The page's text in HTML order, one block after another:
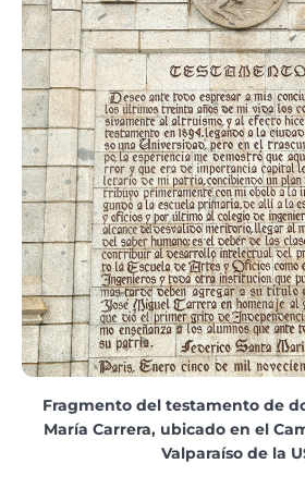
Fragmento del testamento de
María Carrera, ubicado en el
Valparaíso de la